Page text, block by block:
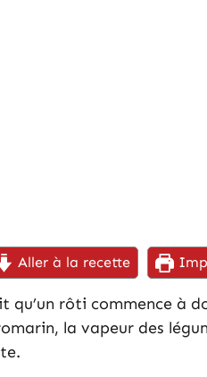
Aller à la recette
qu’un rôti commence à
la vapeur des